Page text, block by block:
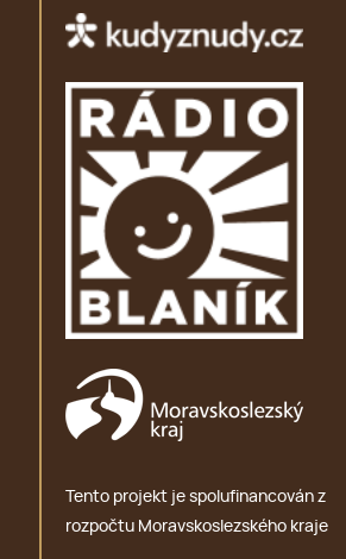
Tento projekt je spolufinancován z
rozpočtu Moravskoslezského kraje